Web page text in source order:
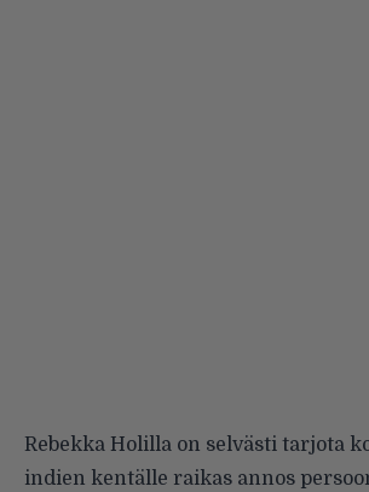
Rebekka Holilla on selvästi tarjota
indien kentälle raikas annos